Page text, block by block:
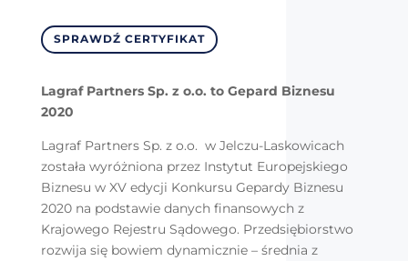
SPRAWDŹ CERTYFIKAT
Lagraf Partners Sp. z o.o. to Gepard Biznesu
2020
Lagraf Partners Sp. z o.o. w Jelczu-Laskowicach
została wyróżniona przez Instytut Europejskiego
Biznesu w XV edycji Konkursu Gepardy Biznesu
2020 na podstawie danych finansowych z
Krajowego Rejestru Sądowego. Przedsiębiorstwo
rozwija się bowiem dynamicznie – średnia z